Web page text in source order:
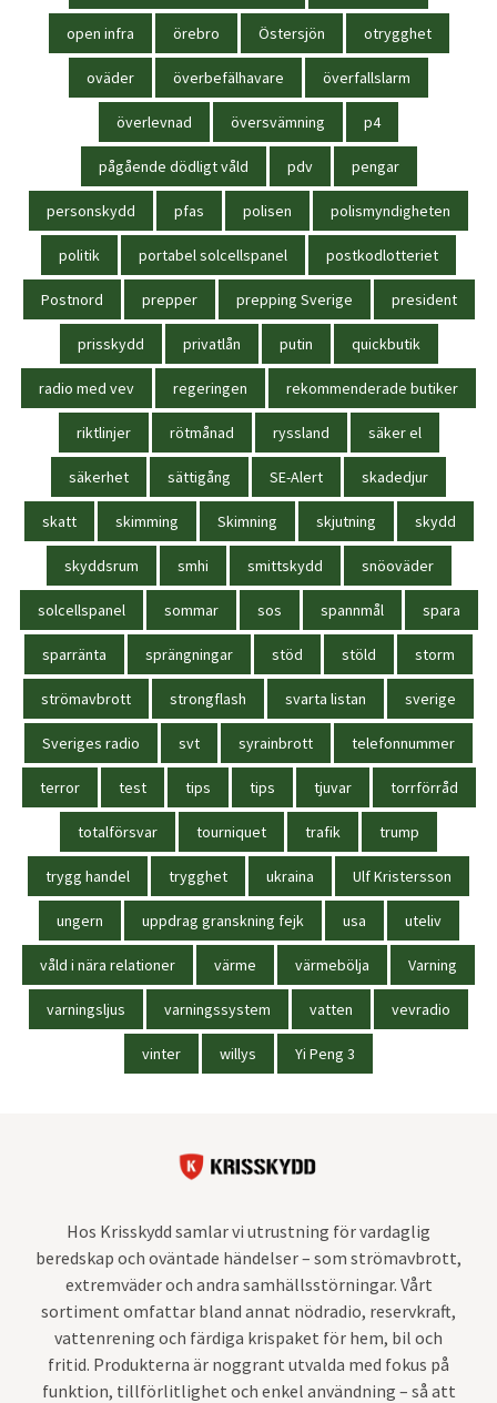
open infra örebro Östersjön otrygghet
oväder överbefälhavare överfallslarm
överlevnad översvämning p4
pågående dödligt våld pdv pengar
personskydd pfas polisen polismyndigheten
politik portabel solcellspanel postkodlotteriet
Postnord prepper prepping Sverige president
prisskydd privatlån putin quickbutik
radio med vev regeringen rekommenderade butiker
riktlinjer rötmånad ryssland säker el
säkerhet sättigång SE-Alert skadedjur
skatt skimming Skimning skjutning skydd
skyddsrum smhi smittskydd snöoväder
solcellspanel sommar sos spannmål spara
sparränta sprängningar stöd stöld storm
strömavbrott strongflash svarta listan sverige
Sveriges radio svt syrainbrott telefonnummer
terror test tips tips tjuvar torrförråd
totalförsvar tourniquet trafik trump
trygg handel trygghet ukraina Ulf Kristersson
ungern uppdrag granskning fejk usa uteliv
våld i nära relationer värme värmebölja Varning
varningsljus varningssystem vatten vevradio
vinter willys Yi Peng 3
Hos Krisskydd samlar vi utrustning för vardaglig
beredskap och oväntade händelser – som strömavbrott,
extremväder och andra samhällsstörningar. Vårt
sortiment omfattar bland annat nödradio, reservkraft,
vattenrening och färdiga krispaket för hem, bil och
fritid. Produkterna är noggrant utvalda med fokus på
funktion, tillförlitlighet och enkel användning – så att